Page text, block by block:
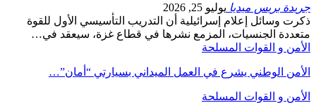
جريدة بريس ميديا يوليو 25, 2026
ذكرت وسائل إعلام إسرائيلية أن التدريب التأسيسي الأول للقوة
متعددة الجنسيات، المزمع نشرها في قطاع غزة، سيعقد في…
الأمن و القوات المسلحة
الأمن الوطني يشرع في العمل الميداني بسيارتي “أمان”…
الأمن و القوات المسلحة